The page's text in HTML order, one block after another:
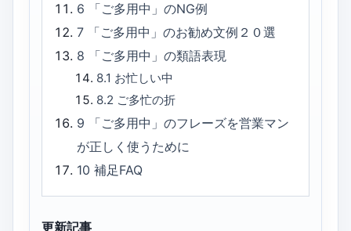
6
「ご多用中」のNG例
7
「ご多用中」のお勧め文例２０選
8
「ご多用中」の類語表現
8.1 お忙しい中
8.2 ご多忙の折
9
「ご多用中」のフレーズを営業マン
が正しく使うために
10補足FAQ
更新記事